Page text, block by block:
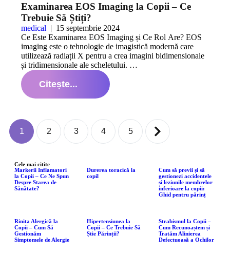
Examinarea EOS Imaging la Copii – Ce
Trebuie Să Știți?
medical | 15 septembrie 2024
Ce Este Examinarea EOS Imaging și Ce Rol Are? EOS
imaging este o tehnologie de imagistică modernă care
utilizează radiații X pentru a crea imagini bidimensionale
și tridimensionale ale scheletului. …
Citește...
1 2 3 4 5
Cele mai citite
Markerii Inflamatori
la Copii – Ce Ne Spun
Despre Starea de
Sănătate?
Durerea toracică la
copil
Cum să previi și să
gestionezi accidentele
și leziunile membrelor
inferioare la copii:
Ghid pentru părinț
Rinita Alergică la
Copii – Cum Să
Gestionăm
Simptomele de Alergie
Hipertensiunea la
Copii – Ce Trebuie Să
Știe Părinții?
Strabismul la Copii –
Cum Recunoaștem și
Tratăm Alinierea
Defectuoasă a Ochilor